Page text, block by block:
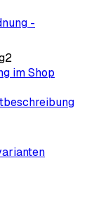
-
2
im Shop